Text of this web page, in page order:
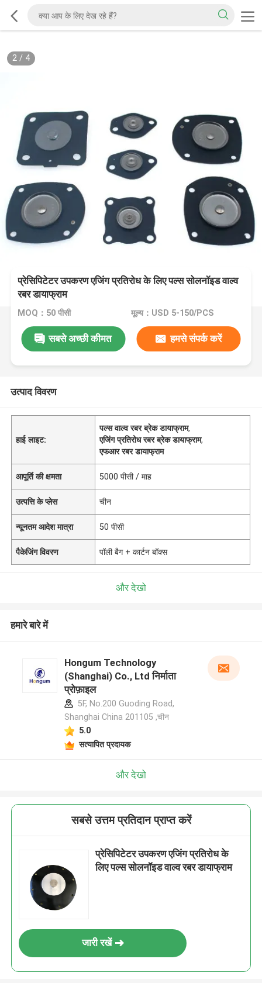
2/ 4
प्रेसिपिटेटर उपकरण एजिंग प्रतिरोध के लिए पल्स सोलनॉइड वाल्व
रबर डायाफ्राम
MOQ：50 पीसी मूल्य：USD 5-150/PCS
सबसे अच्छी कीमत हमसे संपर्क करें
उत्पाद विवरण
हाई लाइट:
पल्स वाल्व रबर ब्रेक डायाफ्राम,
एजिंग प्रतिरोध रबर ब्रेक डायाफ्राम,
एफआर रबर डायाफ्राम
आपूर्ति की क्षमता 5000 पीसी / माह
उत्पत्ति के प्लेस चीन
न्यूनतम आदेश मात्रा 50 पीसी
पैकेजिंग विवरण पॉली बैग + कार्टन बॉक्स
और देखो
हमारे बारे में
Hongum Technology
(Shanghai) Co., Ltd निर्माता
प्रोफ़ाइल
5F, No.200 Guoding Road,
Shanghai China 201105 ,चीन
5.0
सत्यापित प्रदायक
और देखो
सबसे उत्तम प्रतिदान प्राप्त करें
प्रेसिपिटेटर उपकरण एजिंग प्रतिरोध के
लिए पल्स सोलनॉइड वाल्व रबर डायाफ्राम
जारी रखें